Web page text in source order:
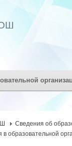
Сведения об
в образовательной